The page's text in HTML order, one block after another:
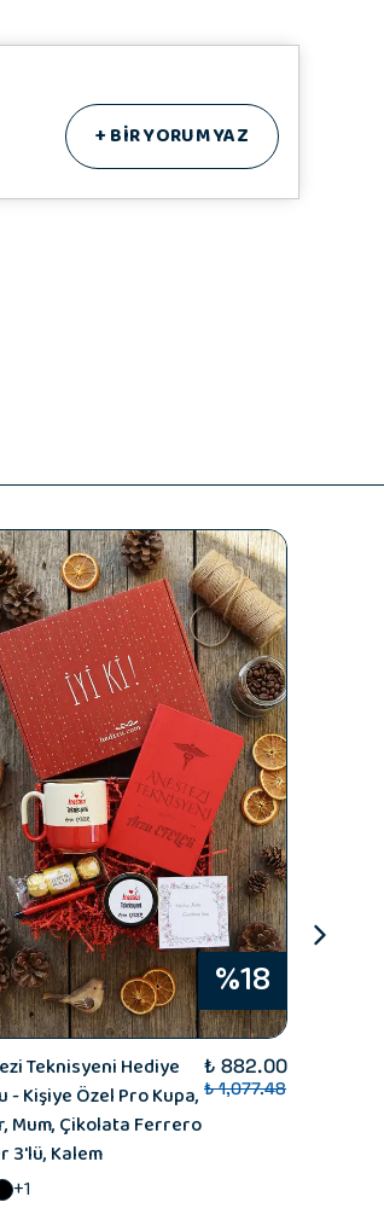
+BİR YORUM YAZ
%18
Teknisyeni Hediye
- Kişiye Özel Pro Kupa,
Mum, Çikolata Ferrero
3'lü, Kalem
₺ 882.00
₺ 1,077.48
+1